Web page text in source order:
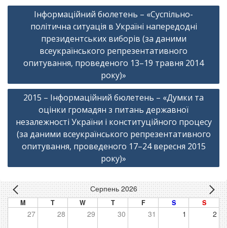
Навігація
записів
Інформаційний бюлетень – «Суспільно-
політична ситуація в Україні напередодні
президентських виборів (за даними
всеукраїнського репрезентативного
опитування, проведеного 13–19 травня 2014
року)»
2015 – Інформаційний бюлетень – «Думки та
оцінки громадян з питань державної
незалежності України і конституційного процесу
(за даними всеукраїнського репрезентативного
опитування, проведеного 17–24 вересня 2015
року)»
Серпень 2026
M T W T F S S
27 28 29 30 31 1 2